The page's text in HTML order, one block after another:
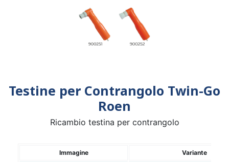
Testine per Contrangolo Twin-Go
Roen
Ricambio testina per contrangolo
Immagine Variante